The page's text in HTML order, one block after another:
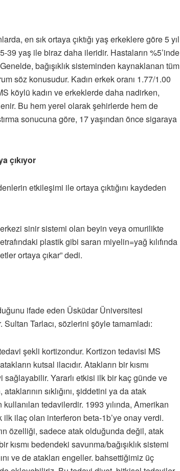
en sık ortaya çıktığı yaş erkeklere göre 5 yıl
39 yaş ile biraz daha ileridir. Hastaların %5’inde
bağışıklık sisteminden kaynaklanan tüm
söz konusudur. Kadın erkek oranı 1.77/1.00
köylü kadın ve erkeklerde daha nadirken,
Bu hem yerel olarak şehirlerde hem de
sonucuna göre, 17 yaşından önce sigaraya
çıkıyor
etkileşimi ile ortaya çıktığını kaydeden
sinir sistemi olan beyin veya omurilikte
plastik gibi saran miyelin=yağ kılıfında
ortaya çıkar” dedi.
ifade eden Üsküdar Üniversitesi
Tarlacı, sözlerini şöyle tamamladı:
şekli kortizondur. Kortizon tedavisi MS
kutsal ilacıdır. Atakların bir kısmı
Yararlı etkisi ilk bir kaç günde ve
sıklığını, şiddetini ya da atak
tedavilerdir. 1993 yılında, Amerikan
ilaç olan interferon beta-1b’ye onay verdi.
özelliği, sadece atak olduğunda değil, atak
kısmı bedendeki savunma/bağışıklık sistemi
ve de atakları engeller. bahsettiğimiz üç